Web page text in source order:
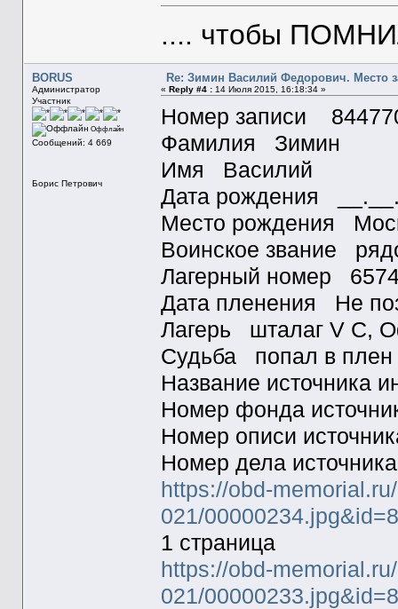
.... чтобы
BORUS
Администратор
Участник
Оффлайн
Сообщений: 4 669
Борис Петрович
Re: Зимин Василий Федорович. Место
« Reply #4 :14 Июля 2015, 16:18:34 »
Номер записи
Фамилия Зимин
Имя Василий
Дата рождения
Место рождения
Воинское звание
Лагерный номер
Дата пленения Не
Лагерь шталаг V C,
Судьба попал в плен
Название
Номер фонда
Номер описи
Номер дела
https://obd-
021/
1 страница
https://obd-
021/